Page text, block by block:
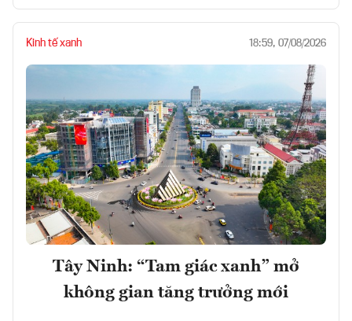
Kinh tế xanh 18:59, 07/08/2026
Tây Ninh: “Tam giác xanh” mở
không gian tăng trưởng mới